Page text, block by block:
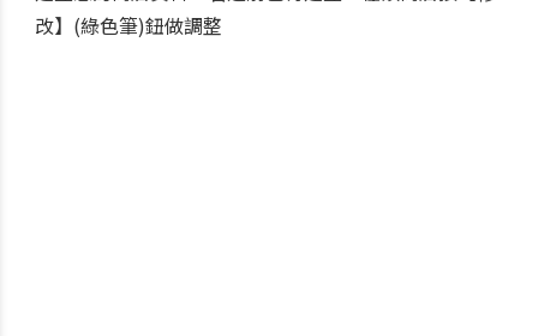
改】(綠色筆)鈕做調整